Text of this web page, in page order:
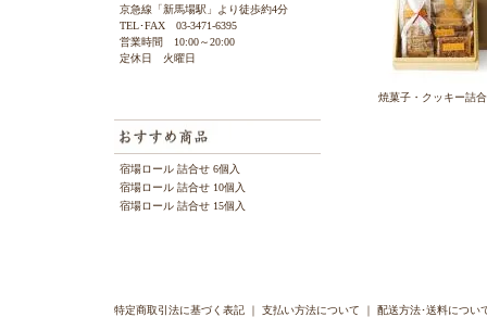
京急線「新馬場駅」より徒歩約4分
TEL･FAX 03-3471-6395
営業時間 10:00～20:00
定休日 火曜日
宿場ロール 詰合せ 6個入
宿場ロール 詰合せ 10個入
宿場ロール 詰合せ 15個入
焼菓子・クッキー詰
特定商取引法に基づく表記 ｜ 支払い方法について ｜ 配送方法･送料につい